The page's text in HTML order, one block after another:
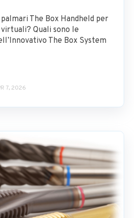
The Box Handheld per
Quali sono le
The Box System
7, 2026